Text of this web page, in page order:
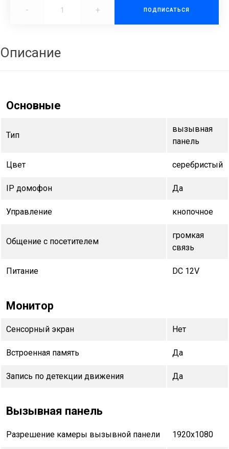
- + ПОДПИСАТЬСЯ
Описание
Основные
Тип
вызывная
панель
Цвет серебристый
IP домофон Да
Управление кнопочное
Общение с посетителем
громкая
связь
Питание DC 12V
Монитор
Сенсорный экран Нет
Встроенная память Да
Запись по детекции движения Да
Вызывная панель
Разрешение камеры вызывной панели 1920x1080